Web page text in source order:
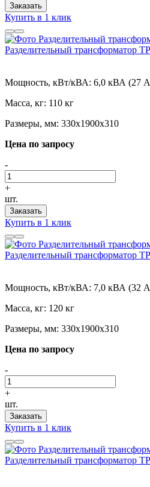
Заказать
Купить в 1 клик
Разделительный трансформатор
Мощность, кВт/кВА: 6,0 кВА (27
Масса, кг: 110 кг
Размеры, мм: 330х1900х310
Цена по запросу
-
+
шт.
Заказать
Купить в 1 клик
Разделительный трансформатор
Мощность, кВт/кВА: 7,0 кВА (32
Масса, кг: 120 кг
Размеры, мм: 330х1900х310
Цена по запросу
-
+
шт.
Заказать
Купить в 1 клик
Разделительный трансформатор